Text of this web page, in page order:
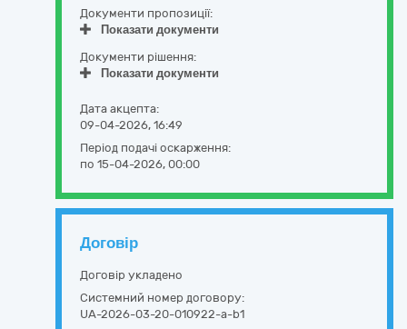
Документи пропозиції:
Показати документи
Документи рішення:
Показати документи
Дата акцепта:
09-04-2026, 16:49
Період подачі оскарження:
по 15-04-2026, 00:00
Договір
Договір укладено
Системний номер договору:
UA-2026-03-20-010922-a-b1